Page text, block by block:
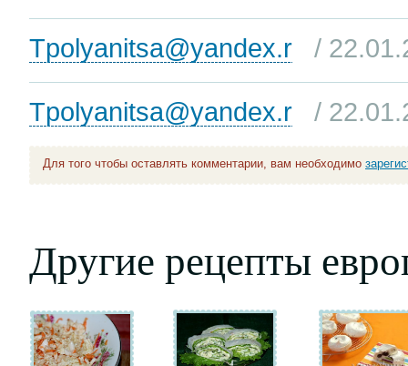
Tpolyanitsa@yandex.r /
Tpolyanitsa@yandex.r /
Для того чтобы оставлять комментарии, вам необходимо
Другие рецепты